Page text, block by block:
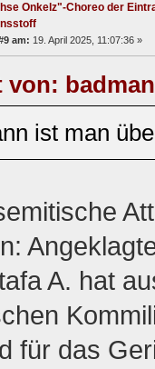
Onkelz"-Choreo der
am: 19. April 2025, 11:07:36 »
von:
ist man
A. hat
für das